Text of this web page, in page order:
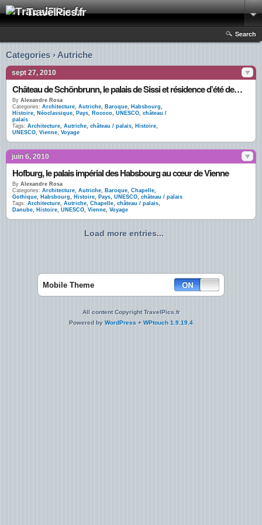
TravelPics.fr
Search
Categories › Autriche
sept 27, 2010
Château de Schönbrunn, le palais de Sissi et résidence d’été des Habsbourg
By Alexandre Rosa
Categories: Architecture, Autriche, Baroque, Habsbourg,
Histoire, Néoclassique, Pays, Rococo, UNESCO, château /
palais
Tags: Architecture, Autriche, château / palais, Histoire,
UNESCO, Vienne, Voyage
juin 6, 2010
Hofburg, le palais impérial des Habsbourg au cœur de Vienne
By Alexandre Rosa
Categories: Architecture, Autriche, Baroque, Chapelle,
Gothique, Habsbourg, Histoire, Pays, UNESCO, château / palais
Tags: Architecture, Autriche, Chapelle, château / palais,
Danube, Histoire, UNESCO, Vienne, Voyage
Load more entries...
Mobile Theme
All content Copyright TravelPics.fr
Powered by WordPress + WPtouch 1.9.19.4